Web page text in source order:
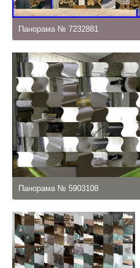
Панорама № 7232881
Панорама № 5903108